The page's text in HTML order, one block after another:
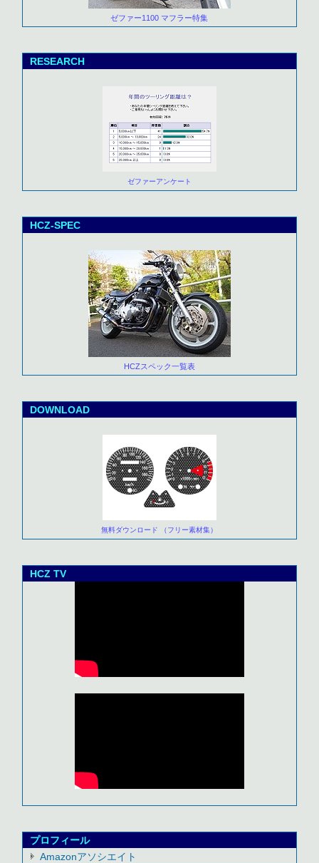
ゼファー1100 マフラー特集
RESEARCH
ゼファーアンケート
HCZ-SPEC
HCZスペック一覧表
DOWNLOAD
無料ダウンロード （フリー素材集）
HCZ TV
プロフィール
Amazonアソシエイト